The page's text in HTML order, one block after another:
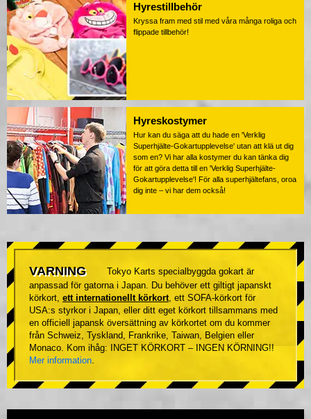
Hyrestillbehör
Kryssa fram med stil med våra många roliga och
flippade tillbehör!
Hyreskostymer
Hur kan du säga att du hade en 'Verklig
Superhjälte-Gokartupplevelse' utan att klä ut dig
som en? Vi har alla kostymer du kan tänka dig
för att göra detta till en 'Verklig Superhjälte-
Gokartupplevelse'! För alla superhjältefans, oroa
dig inte – vi har dem också!
VARNING
Tokyo Karts specialbyggda gokart är
anpassad för gatorna i Japan. Du behöver ett giltigt japanskt
körkort, ett internationellt körkort, ett SOFA-körkort för
USA:s styrkor i Japan, eller ditt eget körkort tillsammans med
en officiell japansk översättning av körkortet om du kommer
från Schweiz, Tyskland, Frankrike, Taiwan, Belgien eller
Monaco. Kom ihåg: INGET KÖRKORT – INGEN KÖRNING!!
Mer information.